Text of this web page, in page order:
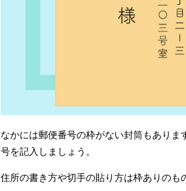
なかには郵便番号の枠がない封筒もあり
号を記入しましょう。
住所の書き方や切手の貼り方は枠ありのも